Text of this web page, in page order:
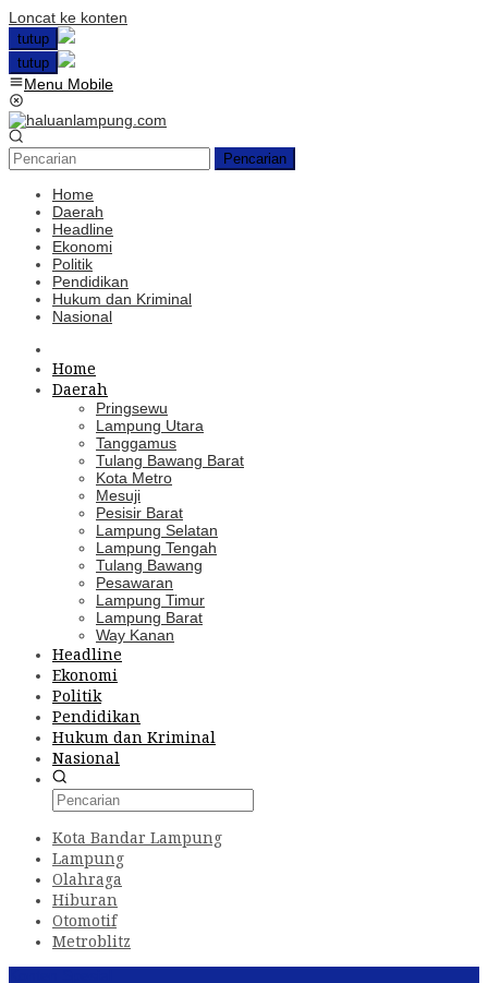
Loncat ke konten
tutup
tutup
Menu Mobile
Pencarian
Home
Daerah
Headline
Ekonomi
Politik
Pendidikan
Hukum dan Kriminal
Nasional
Home
Daerah
Pringsewu
Lampung Utara
Tanggamus
Tulang Bawang Barat
Kota Metro
Mesuji
Pesisir Barat
Lampung Selatan
Lampung Tengah
Tulang Bawang
Pesawaran
Lampung Timur
Lampung Barat
Way Kanan
Headline
Ekonomi
Politik
Pendidikan
Hukum dan Kriminal
Nasional
Kota Bandar Lampung
Lampung
Olahraga
Hiburan
Otomotif
Metroblitz